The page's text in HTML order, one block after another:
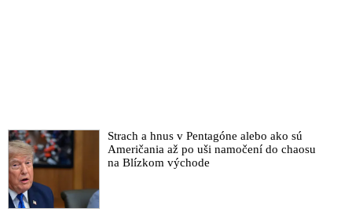
Strach a hnus v Pentagóne alebo ako sú
Američania až po uši namočení do chaosu
na Blízkom východe